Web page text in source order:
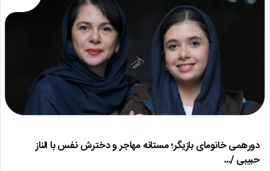
دورهمی خانومای بازیگر؛ مستانه مهاجر و دخترش نفس با الناز
حبیبی /…